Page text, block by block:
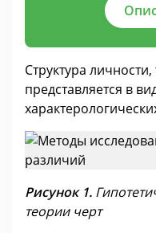
Структура
представляется в
Рисунок 1.
теории черт